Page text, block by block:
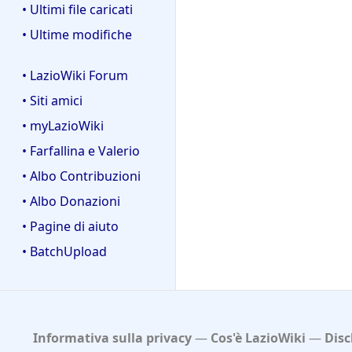
• Ultimi file caricati
• Ultime modifiche
• LazioWiki Forum
• Siti amici
• myLazioWiki
• Farfallina e Valerio
• Albo Contribuzioni
• Albo Donazioni
• Pagine di aiuto
• BatchUpload
Informativa sulla privacy Cos'è LazioWiki